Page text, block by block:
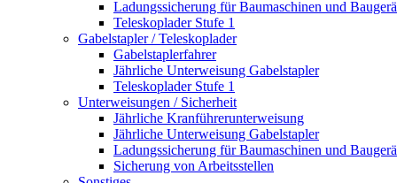
Ladungssicherung für Baumaschinen und
Teleskoplader Stufe 1
Gabelstapler / Teleskoplader
Gabelstaplerfahrer
Jährliche Unterweisung Gabelstapler
Teleskoplader Stufe 1
Unterweisungen / Sicherheit
Jährliche Kranführerunterweisung
Jährliche Unterweisung Gabelstapler
Ladungssicherung für Baumaschinen und
Sicherung von Arbeitsstellen